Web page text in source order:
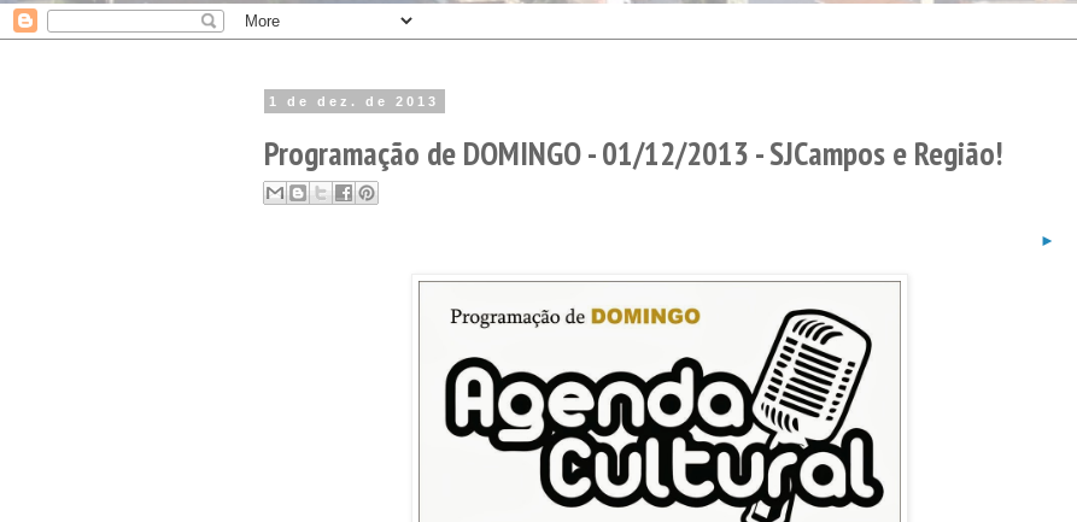
1 de dez. de 2013
Programação de DOMINGO - 01/12/2013 - SJCampos e Região!
►